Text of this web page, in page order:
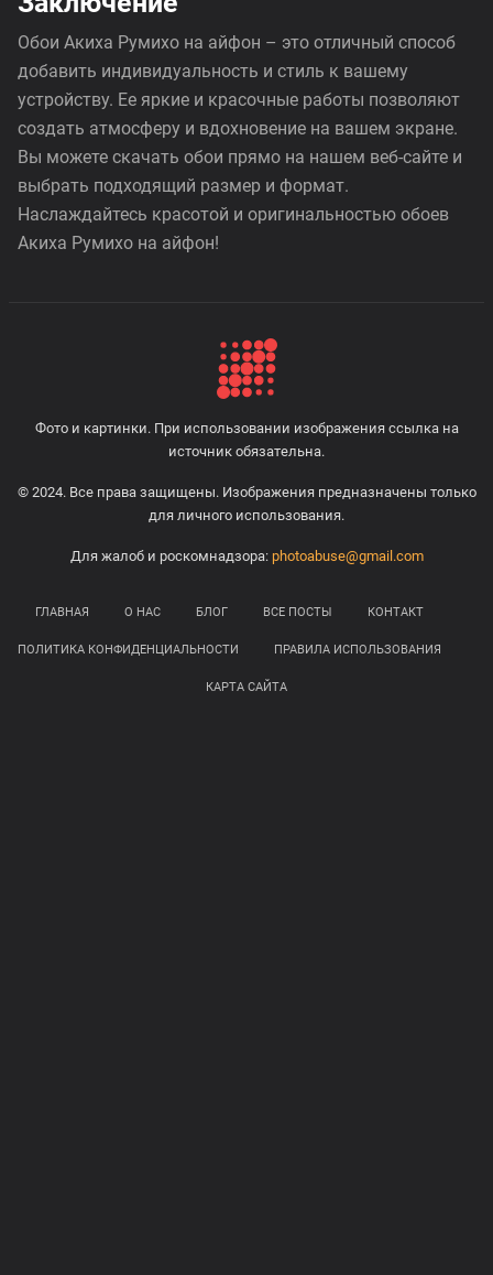
Обои Акиха Румихо на айфон – это отличный способ
добавить индивидуальность и стиль к вашему
устройству. Ее яркие и красочные работы позволяют
создать атмосферу и вдохновение на вашем экране.
Вы можете скачать обои прямо на нашем веб-сайте и
выбрать подходящий размер и формат.
Наслаждайтесь красотой и оригинальностью обоев
Акиха Румихо на айфон!
Фото и картинки. При использовании изображения ссылка на
источник обязательна.
© 2024. Все права защищены. Изображения предназначены только
для личного использования.
Для жалоб и роскомнадзора: photoabuse@gmail.com
ГЛАВНАЯ О НАС БЛОГ ВСЕ ПОСТЫ КОНТАКТ
ПОЛИТИКА КОНФИДЕНЦИАЛЬНОСТИ ПРАВИЛА ИСПОЛЬЗОВАНИЯ
КАРТА САЙТА